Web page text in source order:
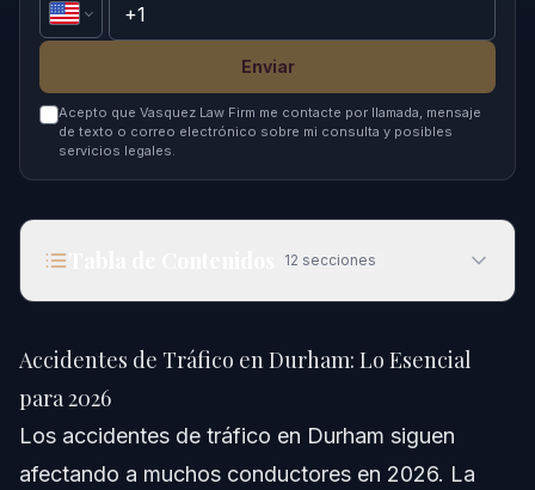
Enviar
Acepto que Vasquez Law Firm me contacte por llamada, mensaje
de texto o correo electrónico sobre mi consulta y posibles
servicios legales.
12 secciones
Respuesta Rápida
Comprendiendo los Accidentes de Tráfico en
Durham
Accidentes de Tráfico en Durham: Lo Esencial
para 2026
Los accidentes de tráfico en Durham siguen
afectando a muchos conductores en 2026. La